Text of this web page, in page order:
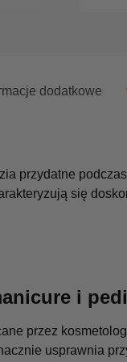
dodatkowe
przydatne
się
i
przez
usprawnia